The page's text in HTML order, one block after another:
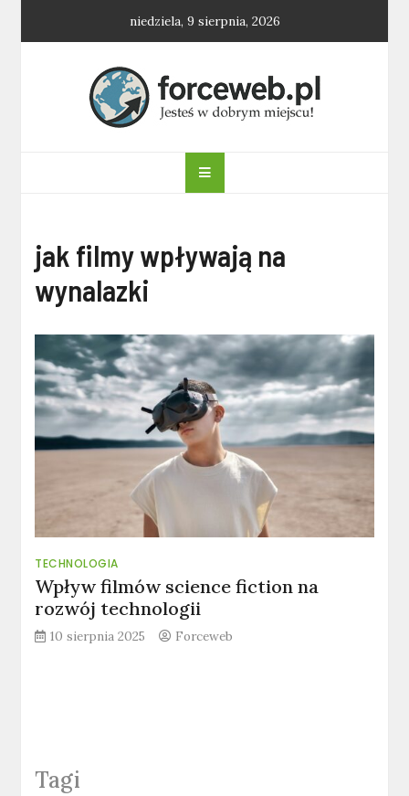
niedziela, 9 sierpnia, 2026
forceweb.pl
jak filmy wpływają na
wynalazki
TECHNOLOGIA
Wpływ filmów science fiction na
rozwój technologii
10 sierpnia 2025 Forceweb
Tagi